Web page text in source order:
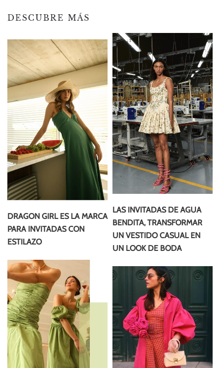
DESCUBRE MÁS
DRAGON GIRL ES LA MARCA
PARA INVITADAS CON
ESTILAZO
LAS INVITADAS DE AGUA
BENDITA, TRANSFORMAR
UN VESTIDO CASUAL EN
UN LOOK DE BODA